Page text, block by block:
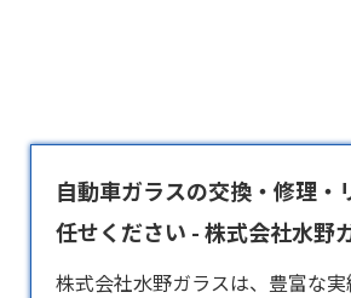
自動車ガラスの交換・修理・
任せください - 株式会社水野
株式会社水野ガラスは、豊富な